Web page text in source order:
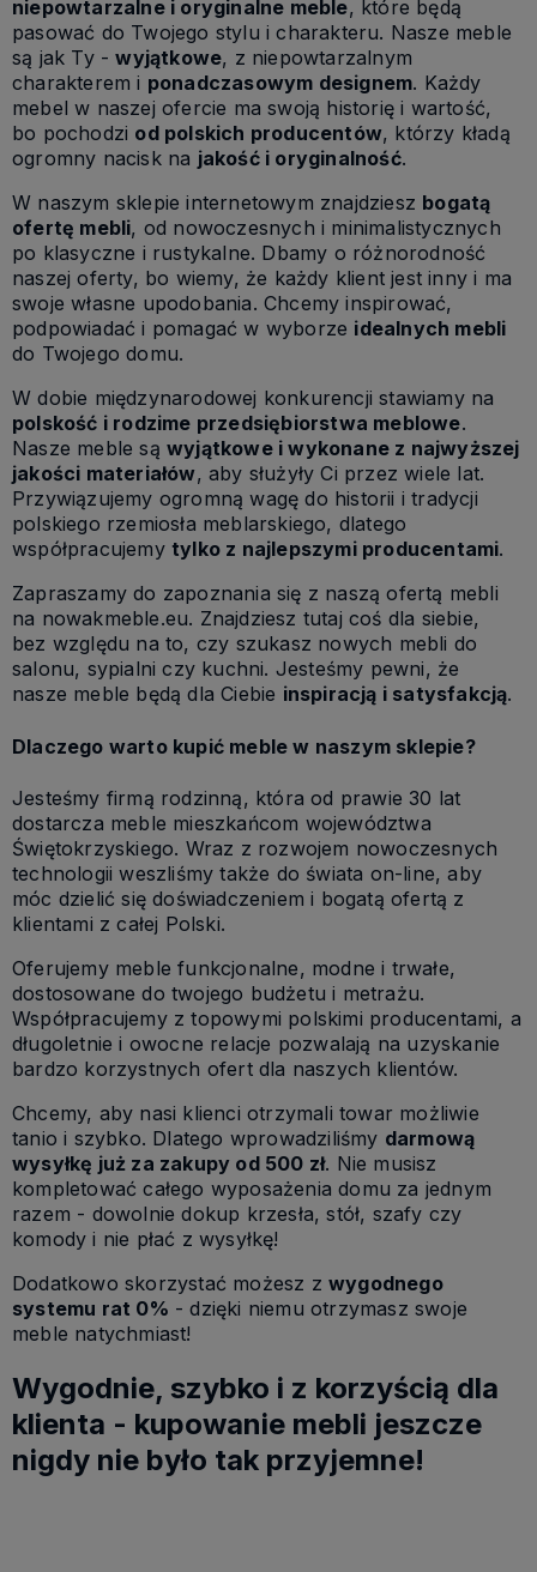
niepowtarzalne i oryginalne meble, które będą
pasować do Twojego stylu i charakteru. Nasze meble
są jak Ty -wyjątkowe, z niepowtarzalnym
charakterem i ponadczasowym designem. Każdy
mebel w naszej ofercie ma swoją historię i wartość,
bo pochodzi od polskich producentów, którzy kładą
ogromny nacisk na jakość i oryginalność.
W naszym sklepie internetowym znajdziesz bogatą
ofertę mebli, od nowoczesnych i minimalistycznych
po klasyczne i rustykalne. Dbamy o różnorodność
naszej oferty, bo wiemy, że każdy klient jest inny i ma
swoje własne upodobania. Chcemy inspirować,
podpowiadać i pomagać w wyborze idealnych mebli
do Twojego domu.
W dobie międzynarodowej konkurencji stawiamy na
polskość i rodzime przedsiębiorstwa meblowe.
Nasze meble są wyjątkowe i wykonane z najwyższej
jakości materiałów, aby służyły Ci przez wiele lat.
Przywiązujemy ogromną wagę do historii i tradycji
polskiego rzemiosła meblarskiego, dlatego
współpracujemy tylko z najlepszymi producentami.
Zapraszamy do zapoznania się z naszą ofertą mebli
na nowakmeble.eu. Znajdziesz tutaj coś dla siebie,
bez względu na to, czy szukasz nowych mebli do
salonu, sypialni czy kuchni. Jesteśmy pewni, że
nasze meble będą dla Ciebie inspiracją i satysfakcją.
Dlaczego warto kupić meble w naszym sklepie?
Jesteśmy firmą rodzinną, która od prawie 30 lat
dostarcza meble mieszkańcom województwa
Świętokrzyskiego. Wraz z rozwojem nowoczesnych
technologii weszliśmy także do świata on-line, aby
móc dzielić się doświadczeniem i bogatą ofertą z
klientami z całej Polski.
Oferujemy meble funkcjonalne, modne i trwałe,
dostosowane do twojego budżetu i metrażu.
Współpracujemy z topowymi polskimi producentami, a
długoletnie i owocne relacje pozwalają na uzyskanie
bardzo korzystnych ofert dla naszych klientów.
Chcemy, aby nasi klienci otrzymali towar możliwie
tanio i szybko. Dlatego wprowadziliśmy darmową
wysyłkę już za zakupy od 500 zł. Nie musisz
kompletować całego wyposażenia domu za jednym
razem - dowolnie dokup krzesła, stół, szafy czy
komody i nie płać z wysyłkę!
Dodatkowo skorzystać możesz z wygodnego
systemu rat 0% - dzięki niemu otrzymasz swoje
meble natychmiast!
Wygodnie, szybko i z korzyścią dla
klienta - kupowanie mebli jeszcze
nigdy nie było tak przyjemne!